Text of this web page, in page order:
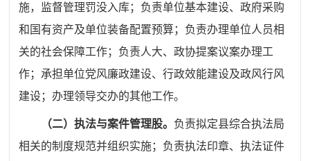
施，监督管理罚没入库；负责单位基本建设、政府采购
和国有资产及单位装备配置预算；负责办理单位人员相
关的社会保障工作；负责人大、政协提案议案办理工
作；承担单位党风廉政建设、行政效能建设及政风行风
建设；办理领导交办的其他工作。
（二）执法与案件管理股。 负责拟定县综合执法局
相关的制度规范并组织实施；负责执法印章、执法证件